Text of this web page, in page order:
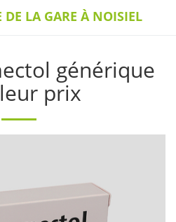
DE LA GARE À NOISIEL
générique
prix